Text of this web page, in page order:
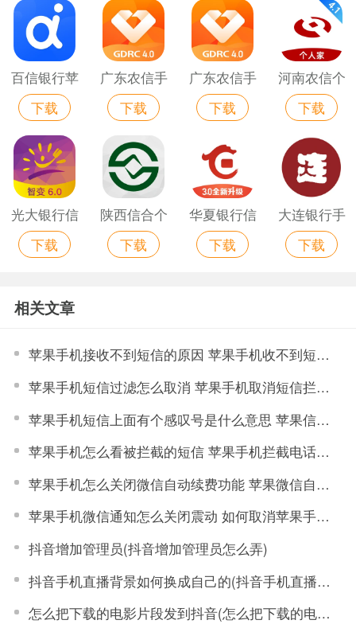
百信银行苹
果最新版
下载
广东农信手
机银行app
苹果版
下载
广东农信手
机银行苹果
版
下载
河南农信个
人银行苹果
版免费
下载
光大银行信
用卡阳光惠
机版
下载
陕西信合个
人手机银行
下载
华夏银行信
用卡华彩生
下载
大连银行手
机银行苹果
下载
相关文章
苹果手机接收不到短信的原因 苹果手机收不到短信是什么原因
苹果手机短信过滤怎么取消 苹果手机取消短信拦截功能步骤
苹果手机短信上面有个感叹号是什么意思 苹果信息感叹号怎样使用
苹果手机怎么看被拦截的短信 苹果手机拦截电话和短信的方法
苹果手机怎么关闭微信自动续费功能 苹果微信自动续费关闭方法
苹果手机微信通知怎么关闭震动 如何取消苹果手机微信震动
抖音增加管理员(抖音增加管理员怎么弄)
抖音手机直播背景如何换成自己的(抖音手机直播手游)
怎么把下载的电影片段发到抖音(怎么把下载的电影片段发到抖音上)